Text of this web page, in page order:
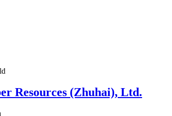
Resources (Zhuhai), Ltd.